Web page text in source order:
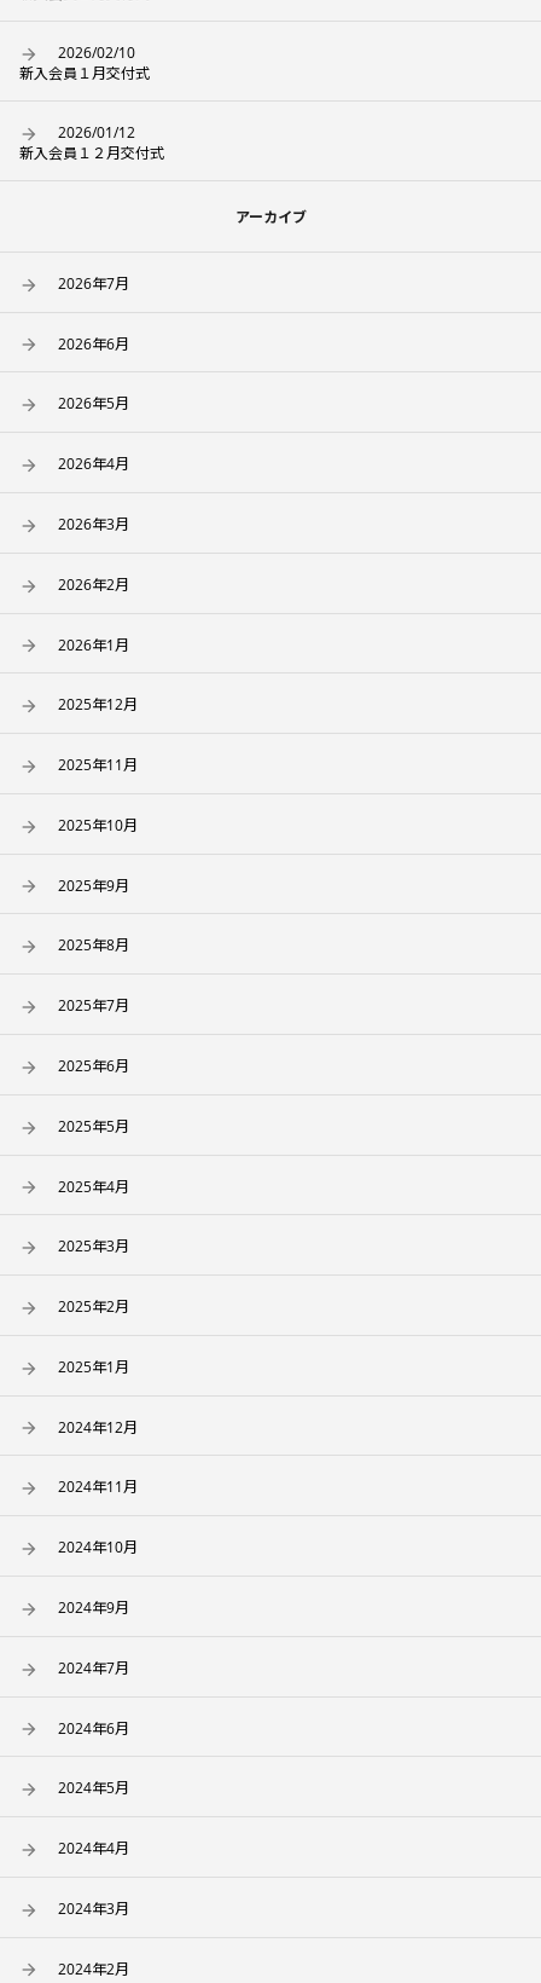
2026/02/10
新入会員１月交付式
2026/01/12
新入会員１２月交付式
アーカイブ
2026年7月
2026年6月
2026年5月
2026年4月
2026年3月
2026年2月
2026年1月
2025年12月
2025年11月
2025年10月
2025年9月
2025年8月
2025年7月
2025年6月
2025年5月
2025年4月
2025年3月
2025年2月
2025年1月
2024年12月
2024年11月
2024年10月
2024年9月
2024年7月
2024年6月
2024年5月
2024年4月
2024年3月
2024年2月